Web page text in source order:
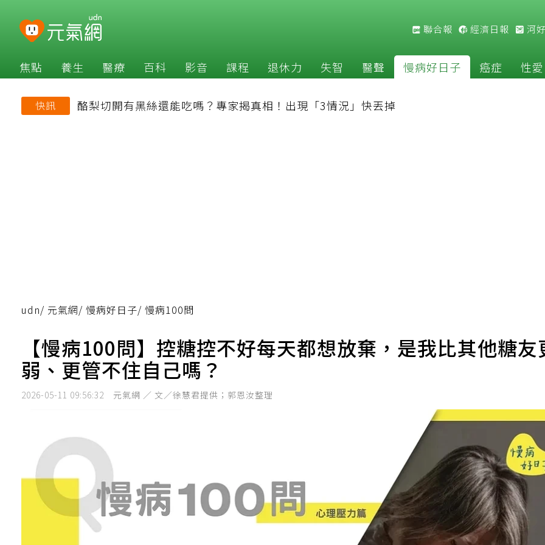
聯合報 經濟日報 河
焦點 養生 醫療 百科 影音 課程 退休力 失智 醫聲 慢病好日子 癌症 性愛
快訊 酪梨切開有黑絲還能吃嗎？專家揭真相！出現「3情況」快丟掉
udn/ 元氣網/ 慢病好日子/ 慢病100問
【慢病100問】控糖控不好每天都想放棄，是我比其他糖
弱、更管不住自己嗎？
2026-05-11 09:56:32 元氣網 ／ 文／徐慧君提供；郭恩汝整理